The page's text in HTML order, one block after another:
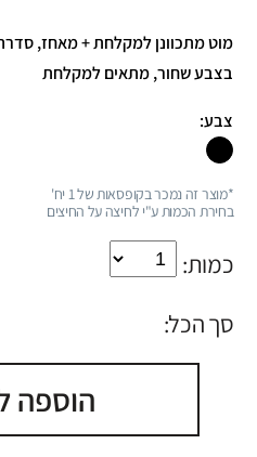
בצבע שחור, מתאים למקלחת
צבע:
*מוצר זה נמכר בקופסאות של 1 יח'
בחירת הכמות ע"י לחיצה על החיצים
כמות:
סך הכל:
הוספה